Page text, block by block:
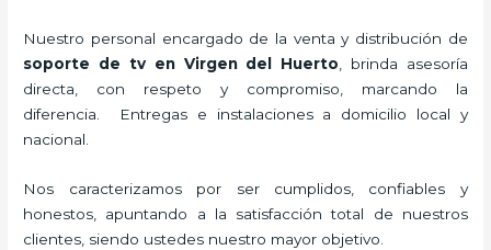
Nuestro personal encargado de la venta y distribución de
soporte de tv en Virgen del Huerto, brinda asesoría
directa, con respeto y compromiso, marcando la
diferencia. Entregas e instalaciones a domicilio local y
nacional.
Nos caracterizamos por ser cumplidos, confiables y
honestos, apuntando a la satisfacción total de nuestros
clientes, siendo ustedes nuestro mayor objetivo.